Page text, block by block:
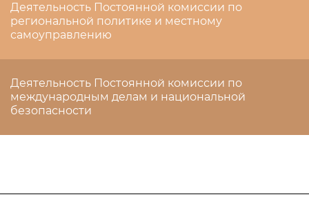
Деятельность Постоянной комиссии по
региональной политике и местному
самоуправлению
Деятельность Постоянной комиссии по
международным делам и национальной
безопасности